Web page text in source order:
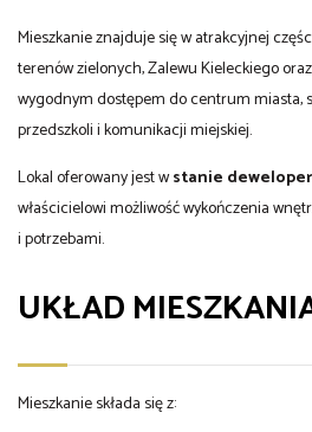
Mieszkanie znajduje się w atrakcyjnej
terenów zielonych, Zalewu Kieleckiego
wygodnym dostępem do centrum miasta,
przedszkoli i komunikacji miejskiej.
Lokal oferowany jest wstanie
właścicielowi możliwość wykończenia
i potrzebami.
UKŁAD
Mieszkanie składa się z: